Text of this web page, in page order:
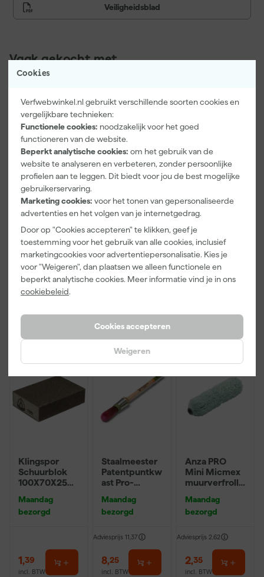
Cookies
Verfwebwinkel.nl gebruikt verschillende soorten cookies en
vergelijkbare technieken:
Functionele cookies: noodzakelijk voor het goed
functioneren van de website.
Beperkt analytische cookies: om het gebruik van de
website te analyseren en verbeteren, zonder persoonlijke
profielen aan te leggen. Dit biedt voor jou de best mogelijke
gebruikerservaring.
Marketing cookies: voor het tonen van gepersonaliseerde
advertenties en het volgen van je internetgedrag.
Door op "Cookies accepteren" te klikken, geef je
toestemming voor het gebruik van alle cookies, inclusief
marketingcookies voor advertentiepersonalisatie. Kies je
voor "Weigeren", dan plaatsen we alleen functionele en
beperkt analytische cookies. Meer informatie vind je in ons
cookiebeleid.
Cookies accepteren
Weigeren
Veiligheidsblad
Vaak gekocht met
Little Greene
Absolute Matt
- op kleur
gemengd -
250ml Sample
Dinsdag
bezorgd
incl. BTW
Kip Tape
3308-24
Washi Tec
Schilderstape
Gold - 24mm
x 50m
Maandag
bezorgd
incl. BTW
Go!Paint Roll
And Go
Verfbak -
12cm Roller -
0,5L + 5
Inzetbakken
Maandag
bezorgd
incl. BTW
Klingspor
Schuurblok
100X70X25m
P220
Maandag
bezorgd
1,39
incl. BTW
Onze Top 10
Staalmeester
Patentpuntkw
ast Pro-
10 (2cm)
Maandag
bezorgd
Adviesprijs 11,37
8,25
incl. BTW
Anza PRO
Mini Micmex
muurverfrolle
Maandag
bezorgd
Adviesprijs 2,62
2,35
incl. BTW